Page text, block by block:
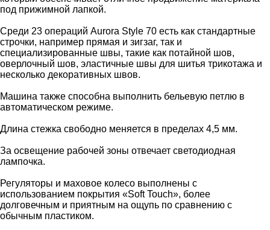
под прижимной лапкой.
Среди 23 операций Aurora Style 70 есть как стандартные
строчки, например прямая и зигзаг, так и
специализированные швы, такие как потайной шов,
оверлочный шов, эластичные швы для шитья трикотажа и
несколько декоративных швов.
Машина также способна выполнить бельевую петлю в
автоматическом режиме.
Длина стежка свободно меняется в пределах 4,5 мм.
За освещение рабочей зоны отвечает светодиодная
лампочка.
Регуляторы и маховое колесо выполнены с
использованием покрытия «Soft Touch», более
долговечным и приятным на ощупь по сравнению с
обычным пластиком.